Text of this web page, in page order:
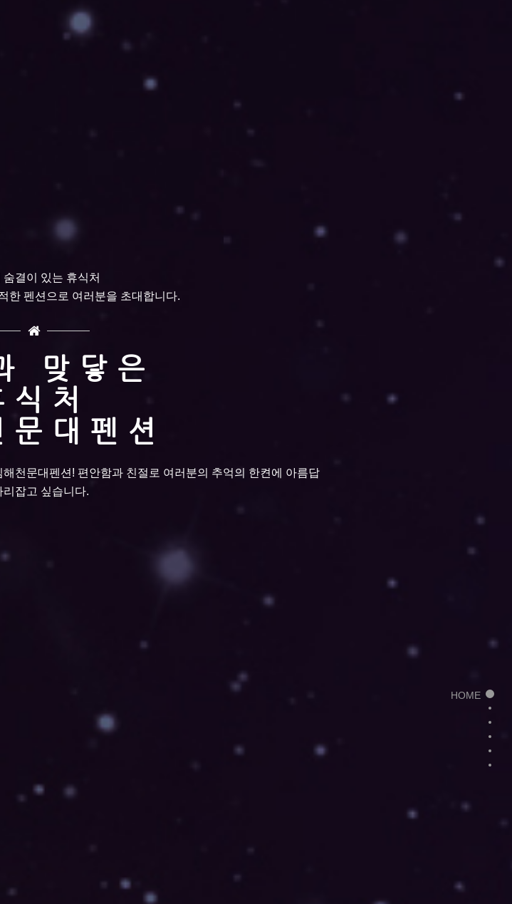
숨결이 있는 휴식처
한 펜션으로 여러분을 초대합니다.
맞닿은
식처
문대펜션
천문대펜션! 편안함과 친절로 여러분의 추억의 한켠에 아름답
리잡고 싶습니다.
HOME